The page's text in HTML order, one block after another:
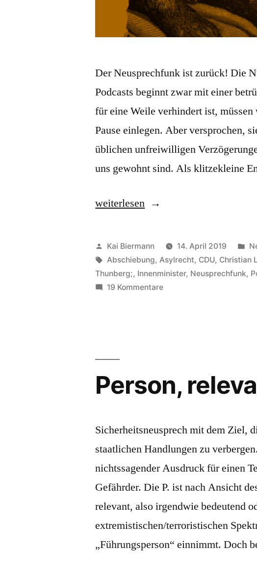
Der Neusprechfunk ist zurück! Die
Podcasts beginnt zwar mit einer
für eine Weile verhindert ist,
Pause einlegen. Aber versprochen,
üblichen unfreiwilligen
uns gewohnt sind. Als klitzekleine
„Beim
16
kichert
ein
weiterlesen
Veröffentlicht
von
Kai Biermann 14. April 2019
in
Schlagwörter:
Abschiebung, Asylrecht, CDU, Christian
Thunberg;, Innenminister, Neusprechfunk,
19 Kommentarezu
Person,
Sicherheitsneusprech mit dem Ziel,
staatlichen Handlungen zu
nichtssagender Ausdruck für einen
Gefährder. Die P. ist nach Ansicht
relevant, also irgendwie bedeutend
extremistischen/terroristischen
„Führungsperson“ einnimmt. Doch